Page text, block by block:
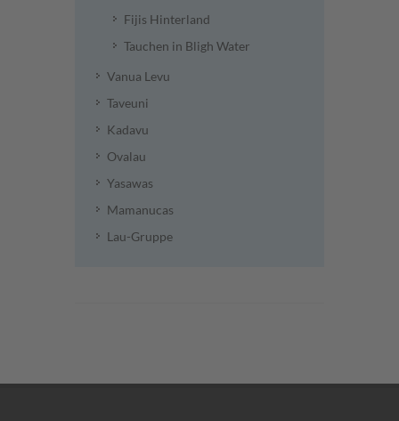
Fijis Hinterland
Tauchen in Bligh Water
Vanua Levu
Taveuni
Kadavu
Ovalau
Yasawas
Mamanucas
Lau-Gruppe